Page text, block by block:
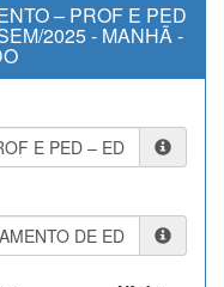
– PROF E PED
2025 - MANHÃ -